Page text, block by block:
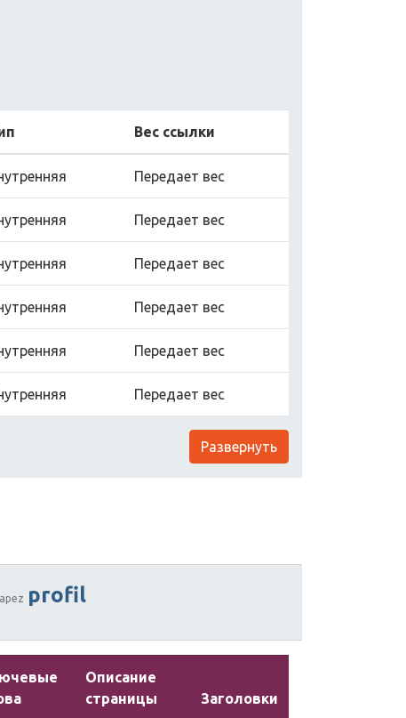
Вес ссылки
Передает вес
Передает вес
Передает вес
Передает вес
Передает вес
Передает вес
Развернуть
profil
Описание
страницы
Заголовки